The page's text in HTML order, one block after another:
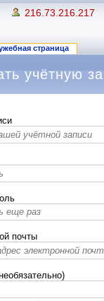
216.73.216.217
страница
учётную
почты